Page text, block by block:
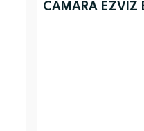
CÂMARA EZVIZ